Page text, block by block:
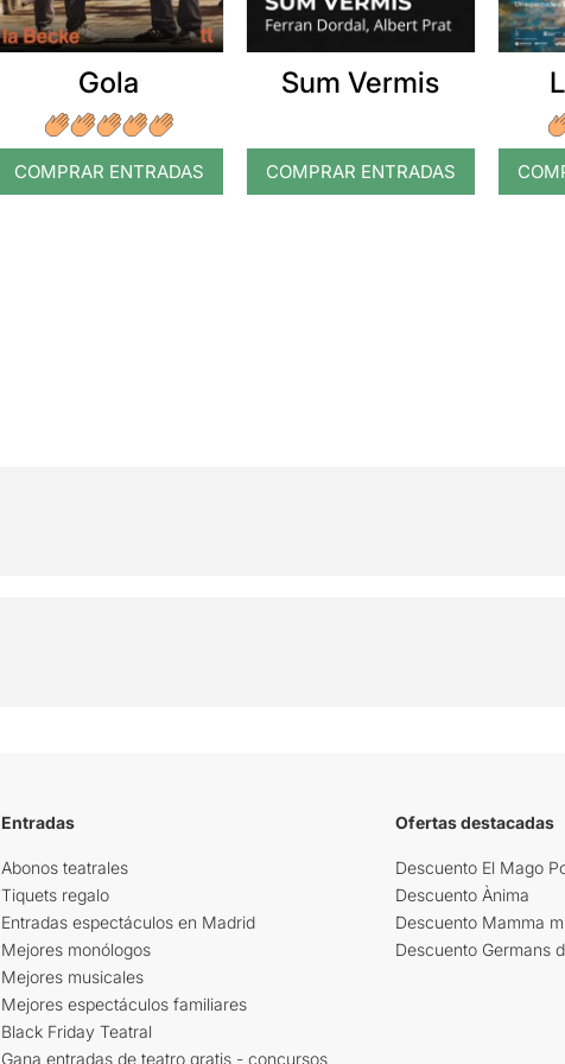
Gola
COMPRAR ENTRADAS
Sum Vermis
COMPRAR ENTRADAS
Entradas
Abonos teatrales
Tiquets regalo
Entradas espectáculos en Madrid
Mejores monólogos
Mejores musicales
Mejores espectáculos familiares
Black Friday Teatral
Gana entradas de teatro gratis - concursos
Ofertas destacadas
Descuento El Mago
Descuento Ànima
Descuento Mamma
Descuento Germans